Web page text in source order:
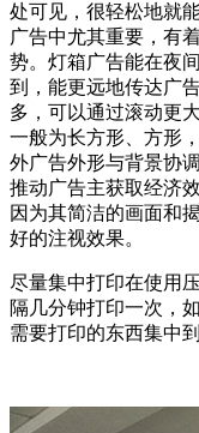
处可见，很轻松地就
广告中尤其重要，有
势。灯箱广告能在夜
到，能更远地传达广
多，可以通过滚动更
一般为长方形、方形
外广告外形与背景协
推动广告主获取经济
因为其简洁的画面和
好的注视效果。
尽量集中打印在使用
隔几分钟打印一次，
需要打印的东西集中